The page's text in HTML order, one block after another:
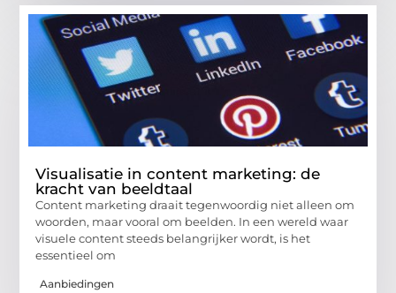
Visualisatie in content marketing: de
kracht van beeldtaal
Content marketing draait tegenwoordig niet alleen om
woorden, maar vooral om beelden. In een wereld waar
visuele content steeds belangrijker wordt, is het
essentieel om
Aanbiedingen